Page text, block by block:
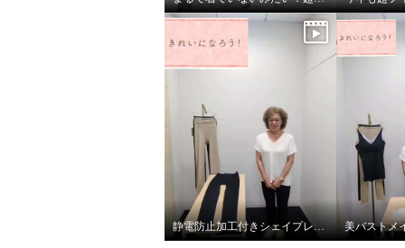
きれいになろう！ 静電気防止
加工 樹脂入りモールド バスト
メイクブラキャミ ２枚セット
ブラックセット Ｍ
¥0
きれい
加工
メイク
ベージ
¥0
静電防止加工付きシェイプレギンス2枚セット